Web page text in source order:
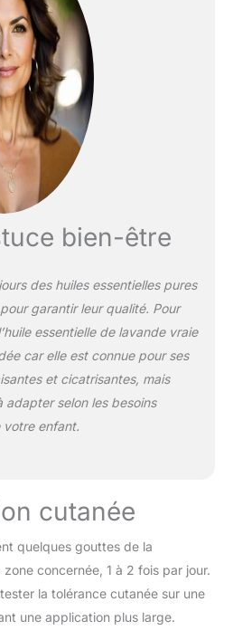
bien-être
des huiles essentielles pures
garantir leur qualité. Pour
essentielle de lavande vraie
car elle est connue pour ses
et cicatrisantes, mais
adapter selon les besoins
enfant.
cutanée
quelques gouttes de la
concernée, 1 à 2 fois par jour.
la tolérance cutanée sur une
une application plus large.